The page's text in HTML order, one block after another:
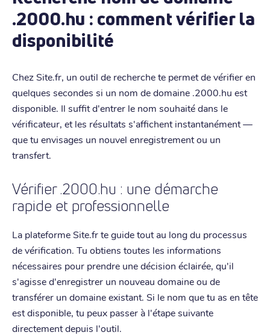
.2000.hu : comment vérifier la
disponibilité
Chez Site.fr, un outil de recherche te permet de vérifier en
quelques secondes si un nom de domaine .2000.hu est
disponible. Il suffit d'entrer le nom souhaité dans le
vérificateur, et les résultats s'affichent instantanément —
que tu envisages un nouvel enregistrement ou un
transfert.
Vérifier .2000.hu : une démarche
rapide et professionnelle
La plateforme Site.fr te guide tout au long du processus
de vérification. Tu obtiens toutes les informations
nécessaires pour prendre une décision éclairée, qu'il
s'agisse d'enregistrer un nouveau domaine ou de
transférer un domaine existant. Si le nom que tu as en tête
est disponible, tu peux passer à l'étape suivante
directement depuis l'outil.